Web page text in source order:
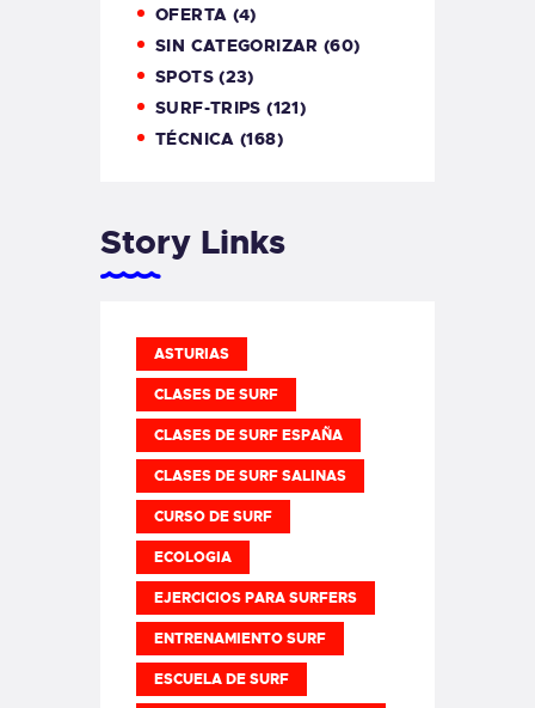
OFERTA (4)
SIN CATEGORIZAR (60)
SPOTS(23)
SURF-TRIPS (121)
TÉCNICA (168)
Story Links
ASTURIAS
CLASES DE SURF
CLASES DE SURF ESPAÑA
CLASES DE SURF SALINAS
CURSO DE SURF
ECOLOGIA
EJERCICIOS PARA SURFERS
ENTRENAMIENTO SURF
ESCUELA DE SURF